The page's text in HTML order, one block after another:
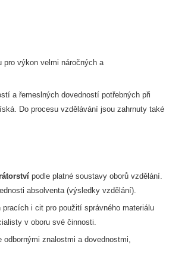
pro výkon velmi náročných a
a řemeslných dovedností potřebných při
Do procesu vzdělávání jsou zahrnuty také
podle platné soustavy oborů vzdělání.
absolventa (výsledky vzdělání).
i cit pro použití správného materiálu
v oboru své činnosti.
znalostmi a dovednostmi,